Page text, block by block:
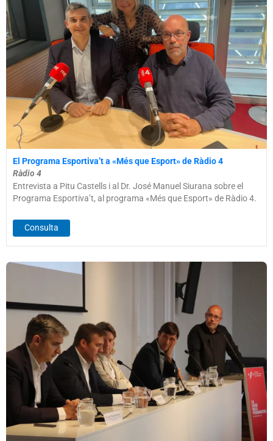
El Programa Esportiva’t a «Més que Esport» de Ràdio 4
Ràdio 4
Entrevista a Pitu Castells i al Dr. José Manuel Siurana sobre el
Programa Esportiva’t, al programa «Més que Esport» de Ràdio 4.
Consulta